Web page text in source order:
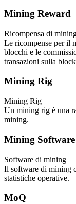
Mining Reward
Ricompensa di
Le ricompense per il
blocchi e le
transazioni sulla
Mining Rig
Mining Rig
Un mining rig è una
mining.
Mining Software
Software di mining
Il software di mining
statistiche operative.
MoQ